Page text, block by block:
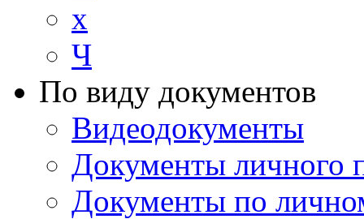
х
Ч
По виду документов
Видеодокументы
Документы личного
Документы по